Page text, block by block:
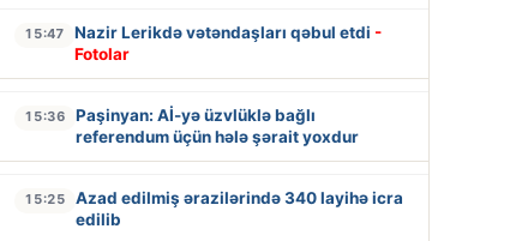
15:47 Nazir Lerikdə vətəndaşları qəbul etdi -
Fotolar
15:36
Paşinyan: Aİ-yə üzvlüklə bağlı
referendum üçün hələ şərait yoxdur
15:25
Azad edilmiş ərazilərində 340 layihə icra
edilib